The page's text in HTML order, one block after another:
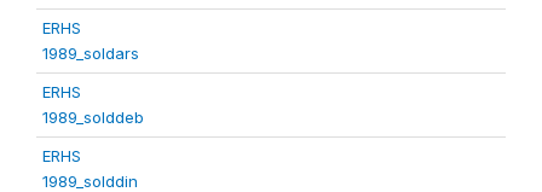
ERHS
1989_soldars
ERHS
1989_solddeb
ERHS
1989_solddin